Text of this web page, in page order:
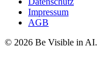
Impressum
AGB
© 2026 Be Visible in AI.